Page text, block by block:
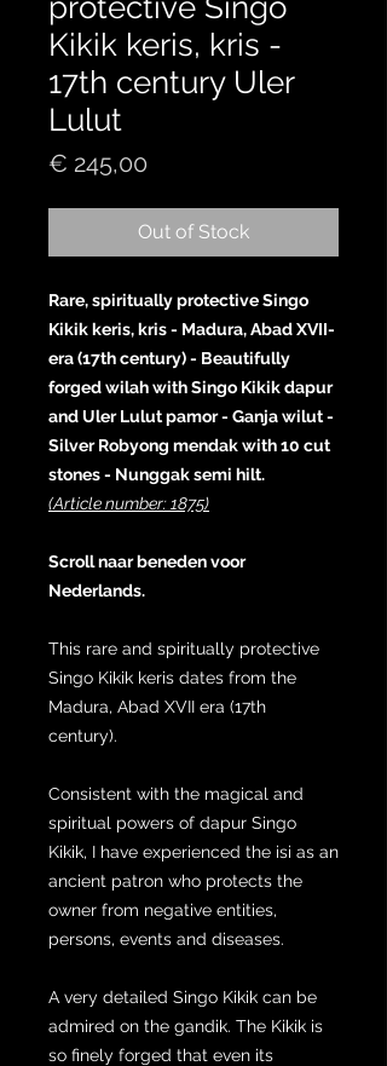
Kikik keris, kris -
17th century Uler
Lulut
€ 245,00
Out of Stock
Rare, spiritually protective Singo
Kikik keris, kris - Madura, Abad XVII-
era (17th century) - Beautifully
forged wilah with Singo Kikik dapur
and Uler Lulut pamor - Ganja wilut -
Silver Robyong mendak with 10 cut
stones - Nunggak semi hilt.
(Article number: 1875)
Scroll naar beneden voor
Nederlands.
This rare and spiritually protective
Singo Kikik keris dates from the
Madura, Abad XVII era (17th
century).
Consistent with the magical and
spiritual powers of dapur Singo
Kikik, I have experienced the isi as an
ancient patron who protects the
owner from negative entities,
persons, events and diseases.
A very detailed Singo Kikik can be
admired on the gandik. The Kikik is
so finely forged that even its